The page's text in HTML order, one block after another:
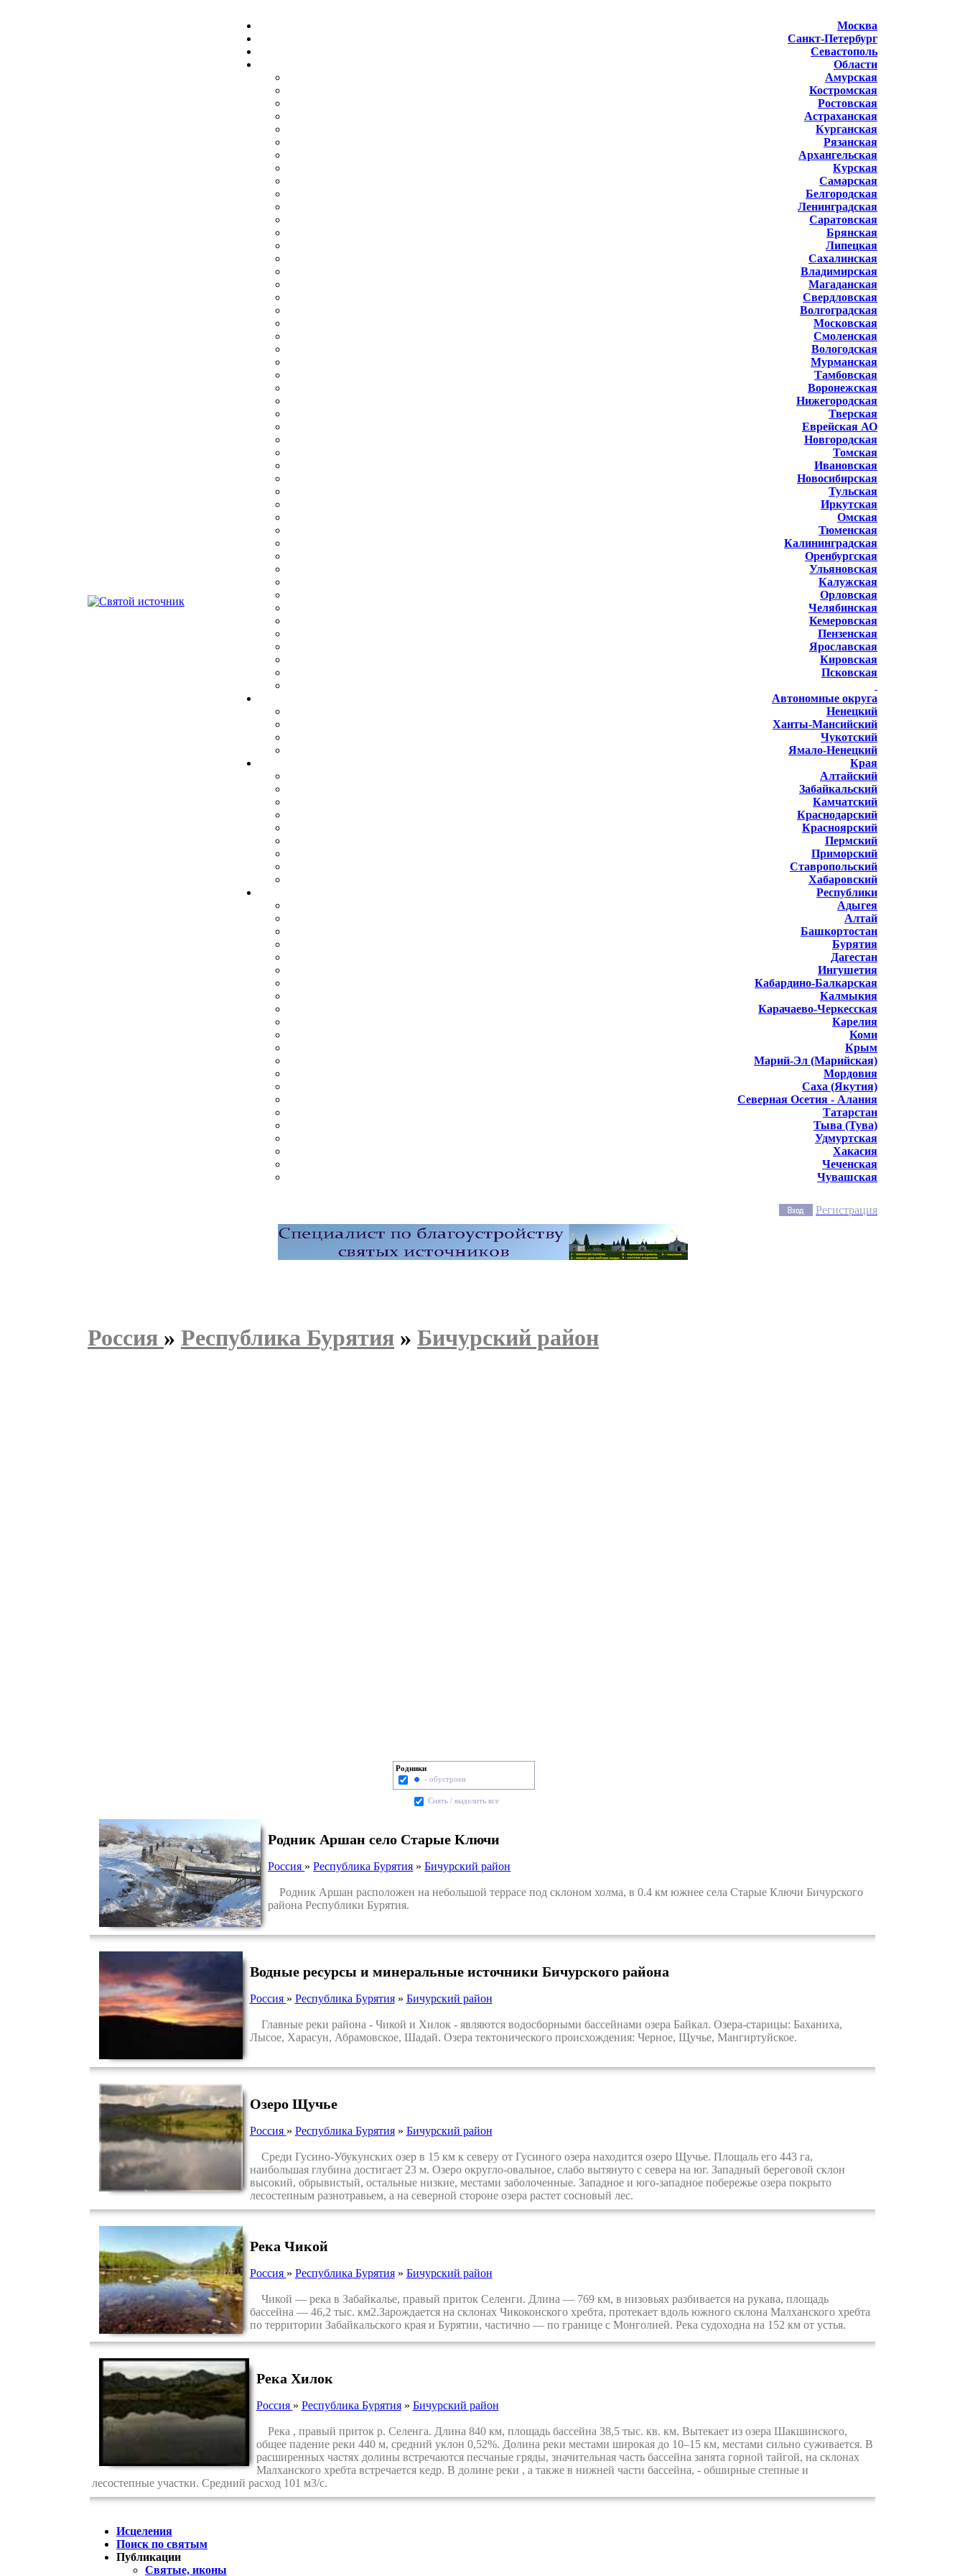
Москва
Санкт-Петербург
Севастополь
Области
Амурская
Костромская
Ростовская
Астраханская
Курганская
Рязанская
Архангельская
Курская
Самарская
Белгородская
Ленинградская
Саратовская
Брянская
Липецкая
Сахалинская
Владимирская
Магаданская
Свердловская
Волгоградская
Московская
Смоленская
Вологодская
Мурманская
Тамбовская
Воронежская
Нижегородская
Тверская
Еврейская АО
Новгородская
Томская
Ивановская
Новосибирская
Тульская
Иркутская
Омская
Тюменская
Калининградская
Оренбургская
Ульяновская
Калужская
Орловская
Челябинская
Кемеровская
Пензенская
Ярославская
Кировская
Псковская
Автономные округа
Ненецкий
Ханты-Мансийский
Чукотский
Ямало-Ненецкий
Края
Алтайский
Забайкальский
Камчатский
Краснодарский
Красноярский
Пермский
Приморский
Ставропольский
Хабаровский
Республики
Адыгея
Алтай
Башкортостан
Бурятия
Дагестан
Ингушетия
Кабардино-Балкарская
Калмыкия
Карачаево-Черкесская
Карелия
Коми
Крым
Марий-Эл (Марийская)
Мордовия
Саха (Якутия)
Северная Осетия - Алания
Татарстан
Тыва (Тува)
Удмуртская
Хакасия
Чеченская
Чувашская
Регистрация
Россия » Республика Бурятия » Бичурский район
Родники
- обустроен
Cнять / выделить все
Родник Аршан село Старые Ключи
Россия »Республика Бурятия »Бичурский район
Родник Аршан расположен на небольшой террасе под склоном холма, в 0.4 км южнее села Старые Ключи Бичурского
района Республики Бурятия.
Водные ресурсы и минеральные источники Бичурского района
Россия » Республика Бурятия» Бичурский район
Главные реки района - Чикой и Хилок - являются водосборными бассейнами озера Байкал. Озера-старицы: Баханиха,
Лысое, Харасун, Абрамовское, Шадай. Озера тектонического происхождения: Черное, Щучье, Мангиртуйское.
Озеро Щучье
Россия » Республика Бурятия» Бичурский район
Среди Гусино-Убукунских озер в 15 км к северу от Гусиного озера находится озеро Щучье. Площаль его 443 га,
наибольшая глубина достигает 23 м. Озеро округло-овальное, слабо вытянуто с севера на юг. Западный береговой склон
высокий, обрывистый, остальные низкие, местами заболоченные. Западное и юго-западное побережье озера покрыто
лесостепным разнотравьем, а на северной стороне озера растет сосновый лес.
Река Чикой
Россия » Республика Бурятия» Бичурский район
Чикой — река в Забайкалье, правый приток Селенги. Длина — 769 км, в низовьях разбивается на рукава, площадь
бассейна — 46,2 тыс. км2.Зарождается на склонах Чикоконского хребта, протекает вдоль южного склона Малханского хребта
по территории Забайкальского края и Бурятии, частично — по границе с Монголией. Река судоходна на 152 км от устья.
Река Хилок
Россия » Республика Бурятия» Бичурский район
Река , правый приток р. Селенга. Длина 840 км, площадь бассейна 38,5 тыс. кв. км. Вытекает из озера Шакшинского,
общее падение реки 440 м, средний уклон 0,52%. Долина реки местами широкая до 10–15 км, местами сильно суживается. В
расширенных частях долины встречаются песчаные гряды, значительная часть бассейна занята горной тайгой, на склонах
Малханского хребта встречается кедр. В долине реки , а также в нижней части бассейна, - обширные степные и
лесостепные участки. Средний расход 101 м3/с.
Исцеления
Поиск по святым
Публикации
Святые, иконы